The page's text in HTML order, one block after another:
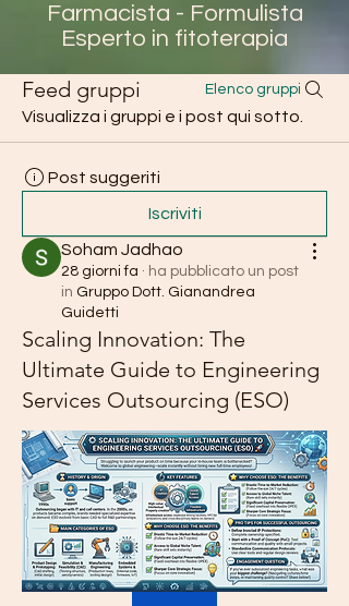
Farmacista - Formulista
Esperto in fitoterapia
Feed gruppi Elenco gruppi
Visualizza i gruppi e i post qui sotto.
Post suggeriti
Iscriviti
Soham Jadhao
28 giorni fa · ha pubblicato un post
in Gruppo Dott. Gianandrea
Guidetti
Scaling Innovation: The
Ultimate Guide to Engineering
Services Outsourcing (ESO)